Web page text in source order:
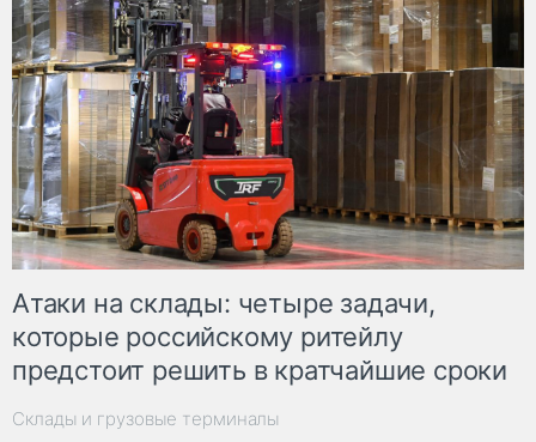
Атаки на склады: четыре задачи,
которые российскому ритейлу
предстоит решить в кратчайшие сроки
Склады и грузовые терминалы